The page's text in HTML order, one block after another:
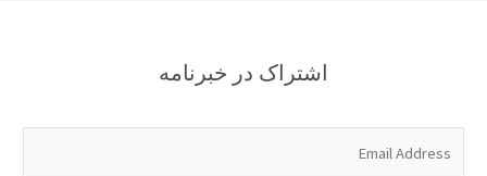
اشتراک در خبرنامه